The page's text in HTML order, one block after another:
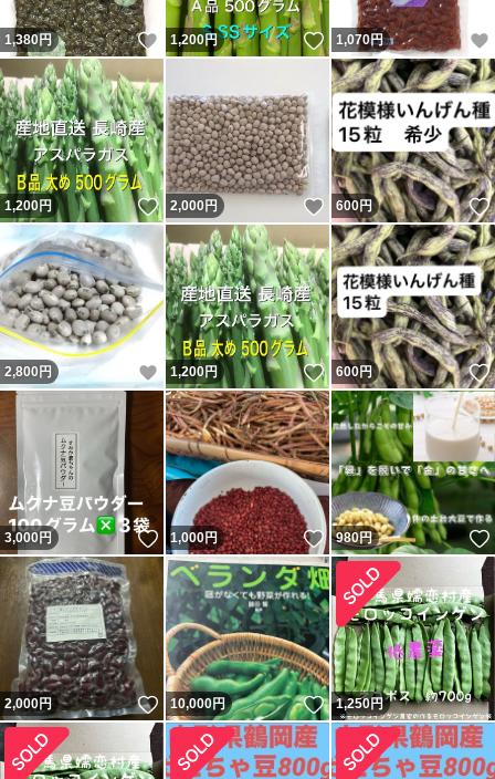
1,380円 いいね！
1,200円 いいね！
1,070円
1,200円 いいね！
2,000円 いいね！
600円
2,800 円 いいね！
1,200円 いいね！
600円
3,000円 いいね！
1,000円 いいね！
980円
2,000円 いいね！
10,000円 いいね！
1,250円